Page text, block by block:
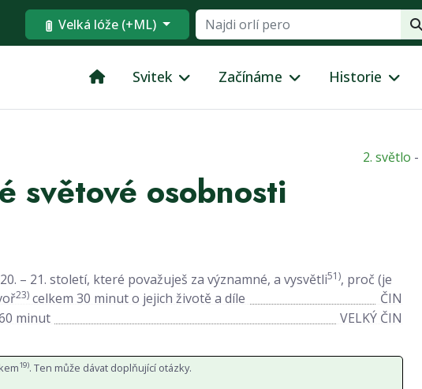
Velká lóže (+ML)
Svitek Začínáme Historie
2. světlo -
světové osobnosti
– 21. století, které považuješ za významné, a vysvětli51), proč (je
23) celkem 30 minut o jejich životě a díle
ČIN
minut
VELKÝ ČIN
19). Ten může dávat doplňující otázky.